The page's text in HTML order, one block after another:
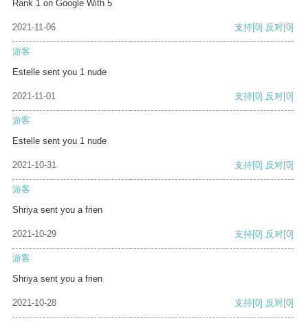
Rank 1 on Google With 5
2021-11-06 支持[0] 反对[0]
游客
Estelle sent you 1 nude
2021-11-01 支持[0] 反对[0]
游客
Estelle sent you 1 nude
2021-10-31 支持[0] 反对[0]
游客
Shriya sent you a frien
2021-10-29 支持[0] 反对[0]
游客
Shriya sent you a frien
2021-10-28 支持[0] 反对[0]